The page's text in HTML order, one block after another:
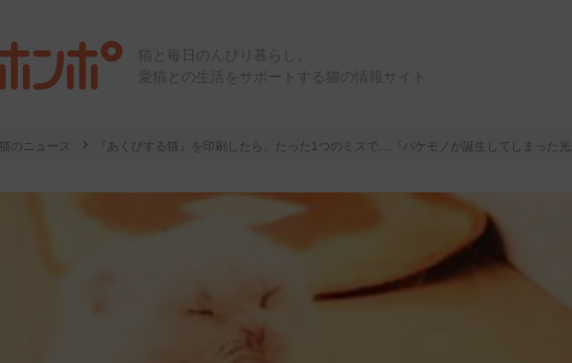
猫と毎日のんびり暮らし。
愛猫との生活をサポートする猫の情報サイト
猫のニュース 『あくびする猫』を印刷したら、たった1つのミスで…『バケモノが誕生してしまった